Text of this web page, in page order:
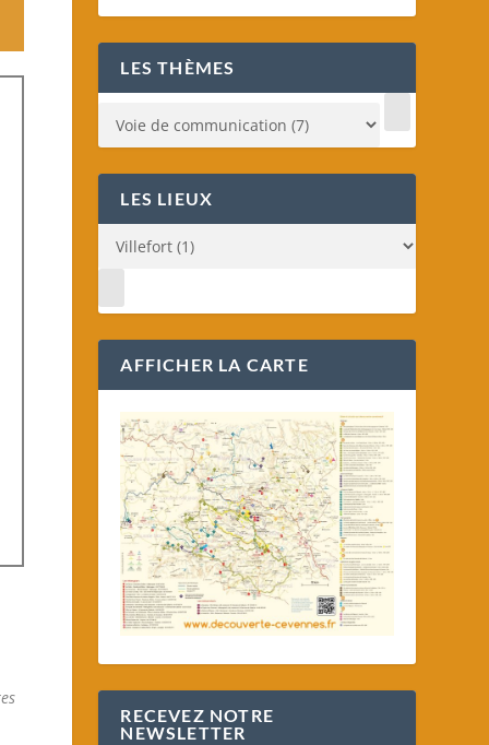
LES THÈMES
LES LIEUX
AFFICHER LA CARTE
RECEVEZ NOTRE
NEWSLETTER